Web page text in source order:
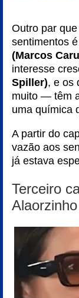
Outro par
sentimentos é
(Marcos
interesse
Spiller), e os
muito — têm
uma química
A partir do
vazão aos
já estava
Terceiro